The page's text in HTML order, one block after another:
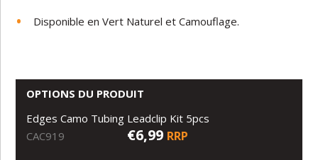
Disponible en Vert Naturel et Camouflage.
OPTIONS DU PRODUIT
Edges Camo Tubing Leadclip Kit 5pcs
CAC919
€6,99 RRP